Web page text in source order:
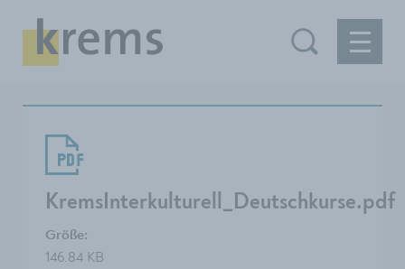
KremsInterkulturell_Deutschkurse.pdf
Größe:
146.84 KB